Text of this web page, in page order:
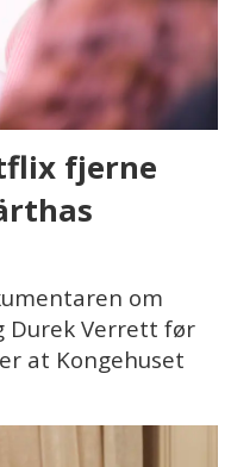
fjerne
om
Durek Verrett før
at Kongehuset